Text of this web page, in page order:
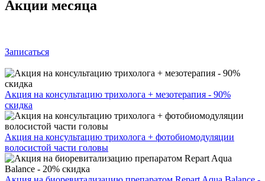
Акции месяца
Записаться
Акция на консультацию трихолога + мезотерапия - 90%
скидка
Акция на консультацию трихолога + фотобиомодуляции
волосистой части головы